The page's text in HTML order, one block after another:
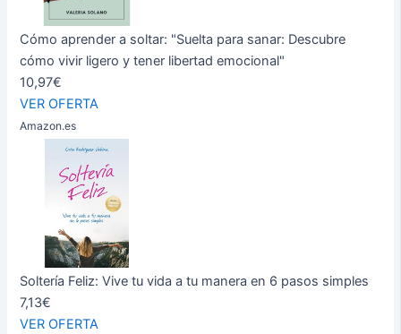
Cómo aprender a soltar: "Suelta para sanar: Descubre
cómo vivir ligero y tener libertad emocional"
10,97€
VER OFERTA
Amazon.es
Soltería Feliz: Vive tu vida a tu manera en 6 pasos simples
7,13€
VER OFERTA